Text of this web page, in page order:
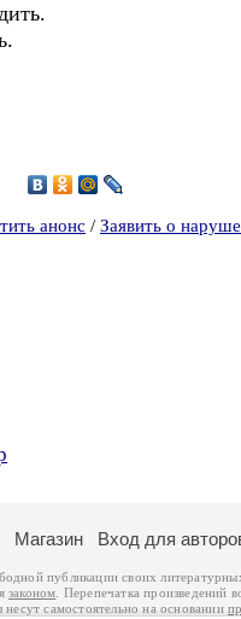
анонс / Заявить о
Магазин Вход для
публикации своих
законом . Перепечатка произведений
несут самостоятельно на основании